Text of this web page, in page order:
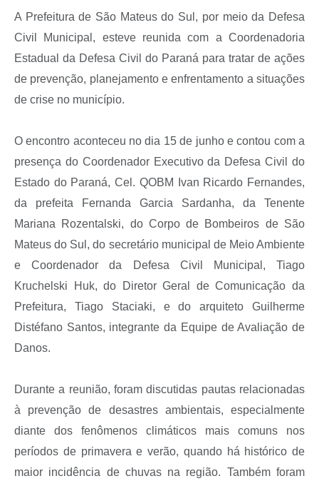
Arquivos para Download
Galeria de Vídeos
Projetos
Legislação
Logo Prefeitura de São Mateus do Sul
Agenda
SIC
Briefing de Ações, Divulgações e Eventos
Solicitação de Remoção: Instituições Escolares
Telefones Úteis
A Prefeitura de São Mateus do Sul, por meio da Defesa
Civil Municipal, esteve reunida com a Coordenadoria
Estadual da Defesa Civil do Paraná para tratar de ações
de prevenção, planejamento e enfrentamento a situações
de crise no município.
O encontro aconteceu no dia 15 de junho e contou com a
presença do Coordenador Executivo da Defesa Civil do
Estado do Paraná, Cel. QOBM Ivan Ricardo Fernandes,
da prefeita Fernanda Garcia Sardanha, da Tenente
Mariana Rozentalski, do Corpo de Bombeiros de São
Mateus do Sul, do secretário municipal de Meio Ambiente
e Coordenador da Defesa Civil Municipal, Tiago
Kruchelski Huk, do Diretor Geral de Comunicação da
Prefeitura, Tiago Staciaki, e do arquiteto Guilherme
Distéfano Santos, integrante da Equipe de Avaliação de
Danos.
Durante a reunião, foram discutidas pautas relacionadas
à prevenção de desastres ambientais, especialmente
diante dos fenômenos climáticos mais comuns nos
períodos de primavera e verão, quando há histórico de
maior incidência de chuvas na região. Também foram